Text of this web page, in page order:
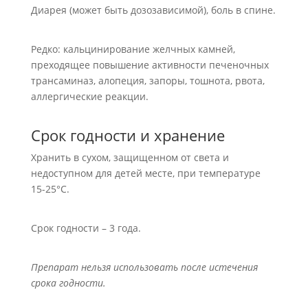
Диарея (может быть дозозависимой), боль в спине.
Редко: кальцинирование желчных камней,
преходящее повышение активности печеночных
трансаминаз, алопеция, запоры, тошнота, рвота,
аллергические реакции.
Срок годности и хранение
Хранить в сухом, защищенном от света и
недоступном для детей месте, при температуре
15-25°С.
Срок годности – 3 года.
Препарат нельзя использовать после истечения
срока годности.